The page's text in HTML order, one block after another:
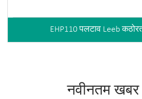
EHP110 पलटाव Leeb
नवीनतम